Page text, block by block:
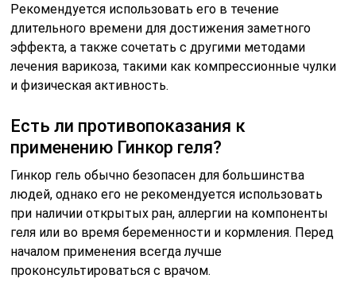
Рекомендуется использовать его в течение
длительного времени для достижения заметного
эффекта, а также сочетать с другими методами
лечения варикоза, такими как компрессионные чулки
и физическая активность.
Есть ли противопоказания к
применению Гинкор геля?
Гинкор гель обычно безопасен для большинства
людей, однако его не рекомендуется использовать
при наличии открытых ран, аллергии на компоненты
геля или во время беременности и кормления. Перед
началом применения всегда лучше
проконсультироваться с врачом.